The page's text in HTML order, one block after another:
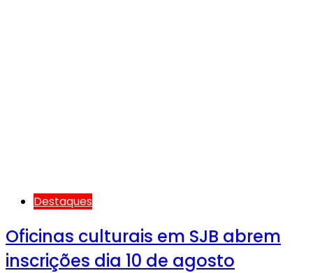
Destaques
Oficinas culturais em SJB abrem
inscrições dia 10 de agosto